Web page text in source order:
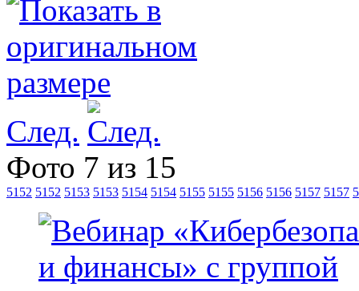
След.
Фото 7 из 15
5152 5152 5153 5153 5154 5154 5155 5155 5156 5156 5157 5157